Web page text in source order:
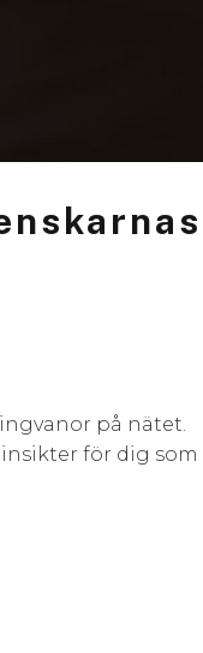
på nätet.
för dig som